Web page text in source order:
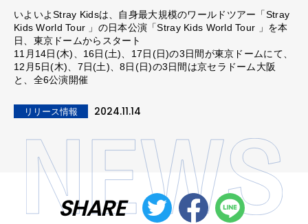
いよいよStray Kidsは、自身最大規模のワールドツアー「Stray
Kids World Tour 」の日本公演「Stray Kids World Tour 」を本
日、東京ドームからスタート
11月14日(木)、16日(土)、17日(日)の3日間が東京ドームにて、
12月5日(木)、7日(土)、8日(日)の3日間は京セラドーム大阪
と、全6公演開催
リリース情報 2024.11.14
SHARE